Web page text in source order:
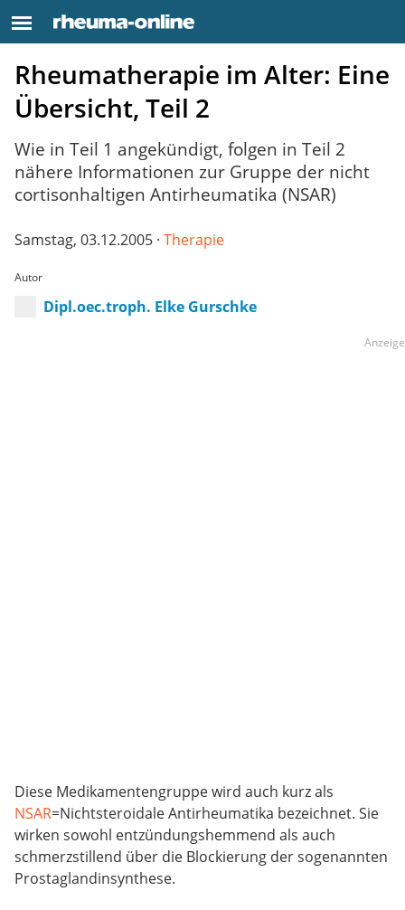
Rheumatherapie im Alter: Eine
Übersicht, Teil 2
Wie in Teil 1 angekündigt, folgen in Teil 2
nähere Informationen zur Gruppe der nicht
cortisonhaltigen Antirheumatika (NSAR)
Samstag, 03.12.2005 · Therapie
Autor
Dipl.oec.troph. Elke Gurschke
Diese Medikamentengruppe wird auch kurz als
NSAR=Nichtsteroidale Antirheumatika bezeichnet. Sie
wirken sowohl entzündungshemmend als auch
schmerzstillend über die Blockierung der sogenannten
Prostaglandinsynthese.